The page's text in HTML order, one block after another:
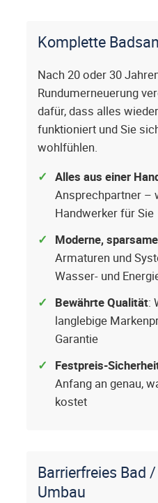
Komplette
Nach 20 oder 30
Rundumerneuerung
dafür, dass alles
funktioniert und Sie
wohlfühlen.
Alles aus einer
Ansprechpartner –
Handwerker für Sie
Moderne,
Armaturen und
Wasser- und
Bewährte Qualität:
langlebige
Garantie
Festpreis-
Anfang an genau,
kostet
Barrierfreies Bad
Umbau